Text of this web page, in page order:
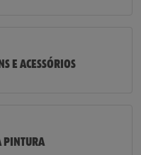
E ACESSÓRIOS
PINTURA